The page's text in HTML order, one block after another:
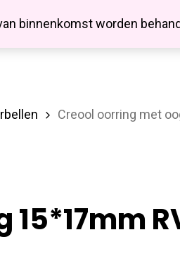
binnenkomst worden
Creool oorring met